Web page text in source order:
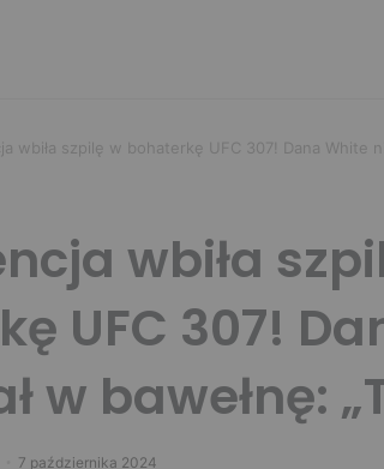
wbiła szpilę w bohaterkę UFC 307! Dana White
wbiła
UFC 307!
w bawełnę:
7 października 2024